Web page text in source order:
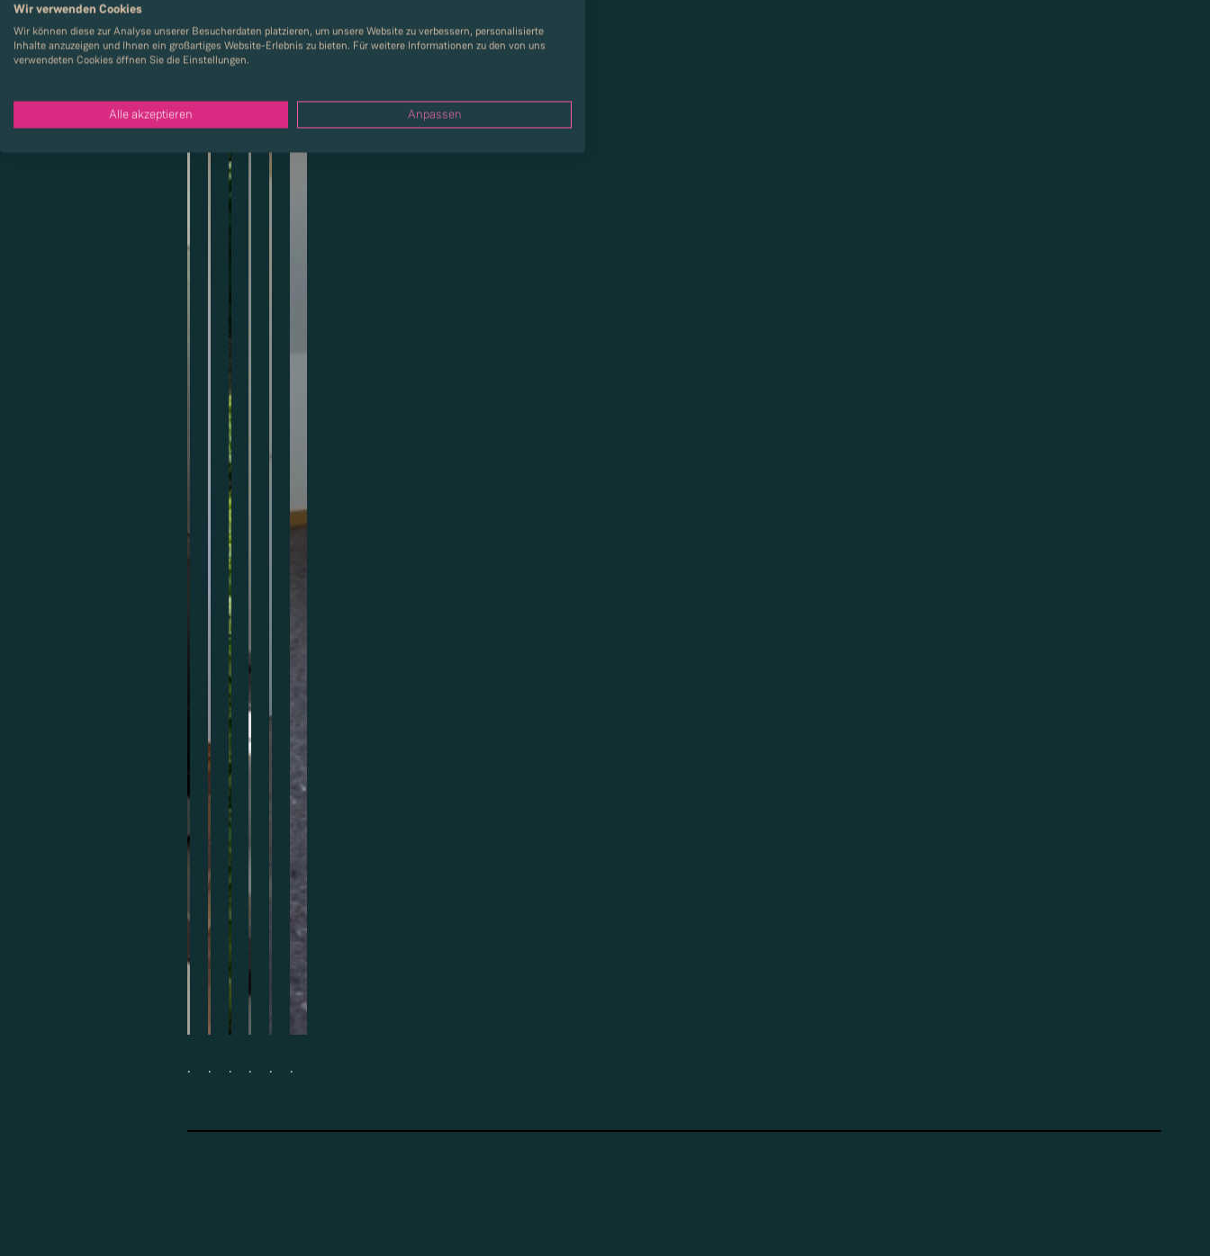
. . . . . .
Wir verwenden Cookies
Wir können diese zur Analyse unserer Besucherdaten platzieren, um unsere Website zu verbessern, personalisierte
Inhalte anzuzeigen und Ihnen ein großartiges Website-Erlebnis zu bieten. Für weitere Informationen zu den von uns
verwendeten Cookies öffnen Sie die Einstellungen.
Alle akzeptieren Anpassen